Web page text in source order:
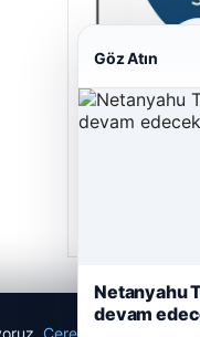
Çerez Politikamız
Göz Atın
Netanyahu
devam